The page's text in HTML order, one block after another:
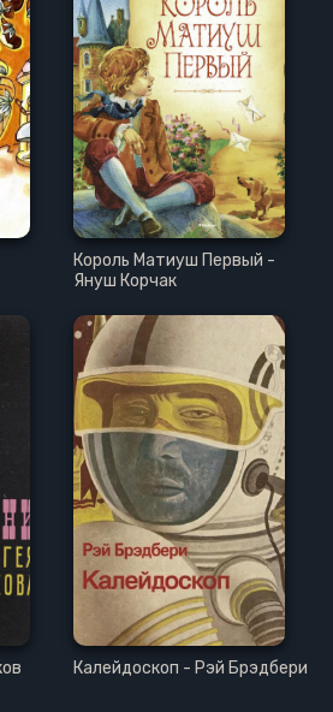
Король Матиуш Первый -
Януш Корчак
Калейдоскоп - Рэй Брэдбери